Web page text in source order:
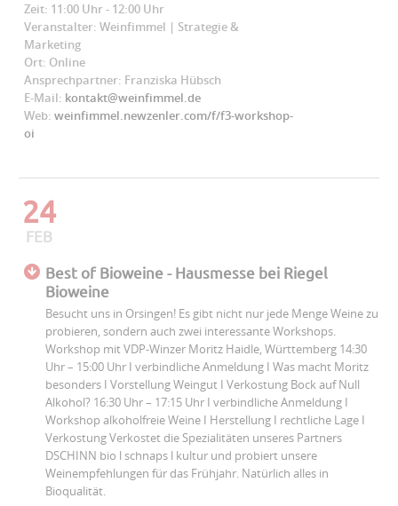
Zeit: 11:00 Uhr - 12:00 Uhr
Veranstalter: Weinfimmel | Strategie &
Marketing
Ort: Online
Ansprechpartner: Franziska Hübsch
E-Mail: kontakt@weinfimmel.de
Web: weinfimmel.newzenler.com/f/f3-workshop-
oi
24
FEB
Best of Bioweine - Hausmesse bei Riegel
Bioweine
Besucht uns in Orsingen! Es gibt nicht nur jede Menge Weine zu
probieren, sondern auch zwei interessante Workshops.
Workshop mit VDP-Winzer Moritz Haidle, Württemberg 14:30
Uhr – 15:00 Uhr I verbindliche Anmeldung I Was macht Moritz
besonders I Vorstellung Weingut I Verkostung Bock auf Null
Alkohol? 16:30 Uhr – 17:15 Uhr I verbindliche Anmeldung I
Workshop alkoholfreie Weine I Herstellung I rechtliche Lage I
Verkostung Verkostet die Spezialitäten unseres Partners
DSCHINN bio l schnaps l kultur und probiert unsere
Weinempfehlungen für das Frühjahr. Natürlich alles in
Bioqualität.